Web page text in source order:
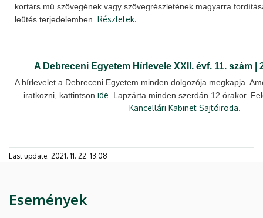
kortárs mű szövegének vagy szövegrészletének magyarra
leütés terjedelemben. Részletek.
A Debreceni Egyetem Hírlevele XXII. évf. 11. szám |
A hírlevelet a Debreceni Egyetem minden dolgozója megkapja.
iratkozni, kattintson ide . Lapzárta minden szerdán 12 órakor.
Kancellári Kabinet Sajtóiroda
Last update: 2021. 11. 22. 13:08
Események